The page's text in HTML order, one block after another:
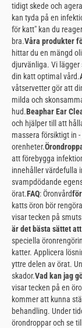
tidigt skede och
kan tyda på en
för katt" kan du
bra.Våra produkter
hittar du en mängd
djurvänliga. Vi lägger
din katt optimal vård.
våtservetter gör att
milda och
hud.Beaphar Ear
och hjälper till att
massera försiktigt in
orenheter.
att förebygga
innehåller värdefulla
svampdödande
örat.FAQ: Öronvård
katts öron bör
visar tecken på
är det bästa sättet
speciella
katter. Applicera
yttre delen av örat.
skador.Vad kan jag
visar tecken på en
kommer att kunna
behandling. Under
örondroppar och se